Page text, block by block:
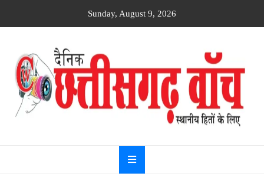
Sunday, August 9, 2026
Dainik
Chhattisgarh